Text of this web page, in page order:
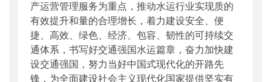
产运营管理服务为重点，推动水运行业实现质的
有效提升和量的合理增长，着力建设安全、便
捷、高效、绿色、经济、包容、韧性的可持续交
通体系，书写好交通强国水运篇章，奋力加快建
设交通强国，努力当好中国式现代化的开路先
锋，为全面建设社会主义现代化国家提供坚实有